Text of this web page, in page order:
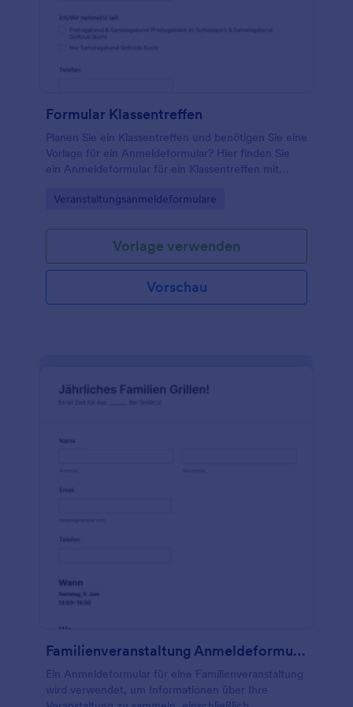
Formular Klassentreffen
Planen Sie ein Klassentreffen und benötigen Sie eine
Vorlage für ein Anmeldeformular? Hier finden Sie
ein Anmeldeformular für ein Klassentreffen mit
für die Veranstaltung dienen sollte. Mit diesem
Ihre Ehemaligen über die Einzelheiten der
Veranstaltung, den Zeitpunkt und den
Veranstaltungsort informieren. Mit einem einfachen
Anmeldeformular für ein Klassentreffen wie diesem
wird die Organisation einer solchen Veranstaltung
Go to Category:
Veranstaltungsanmeldeformulare
Vorlage verwenden
Vorschau
Familienveranstaltung Anmeldeformular
Ein Anmeldeformular für eine Familienveranstaltung
wird verwendet, um Informationen über Ihre